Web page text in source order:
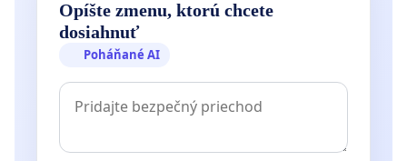
Opíšte zmenu, ktorú chcete
dosiahnuť
Poháňané AI